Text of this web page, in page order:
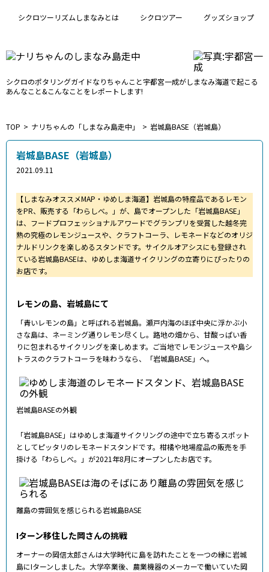
シクロツーリズムしまなみとは シクロツアー グッズショップ
シクロのポタリングガイドなりちゃんこと宇都宮一成がしまなみ海道で起こる
あんなこと&こんなことをレポートします!
TOP ナリちゃんの「しまなみ島走中」 岩城島BASE（岩城島）
岩城島BASE（岩城島）
2021.09.11
【しまなみオススメMAP・ゆめしま海道】岩城島の特産品であるレモン
をPR、販売する「わらしべ。」が、島でオープンした「岩城島BASE」
は、フードプロフェッショナルアワードでグランプリを受賞した越冬完
熟の究極のレモンジュースや、クラフトコーラ、レモネードなどのオリジ
ナルドリンクを楽しめるスタンドです。サイクルオアシスにも登録され
ている岩城島BASEは、ゆめしま海道サイクリングの立寄りにぴったりの
お店です。
レモンの島、岩城島にて
「青いレモンの島」と呼ばれる岩城島。瀬戸内海のほぼ中央に浮かぶ小
さな島は、ネーミング通りレモン尽くし。路地の畑から、甘酸っぱい香
りに包まれるサイクリングを楽しめます。ご当地でレモンジュースや島シ
トラスのクラフトコーラを味わうなら、「岩城島BASE」へ。
岩城島BASEの外観
「岩城島BASE」はゆめしま海道サイクリングの途中で立ち寄るスポット
としてピッタリのレモネードスタンドです。柑橘や地場産品の販売を手
掛ける「わらしべ。」が2021年8月にオープンしたお店です。
離島の雰囲気を感じられる岩城島BASE
Iターン移住した岡さんの挑戦
オーナーの岡信太郎さんは大学時代に島を訪れたことを一つの縁に岩城
島にIターンしました。大学卒業後、農業機器のメーカーで働いていた岡